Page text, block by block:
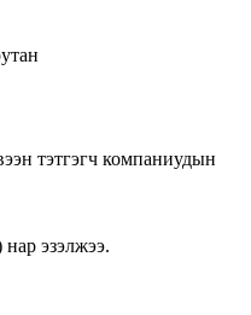
тэтгэгч компаниудын
эзэлжээ.